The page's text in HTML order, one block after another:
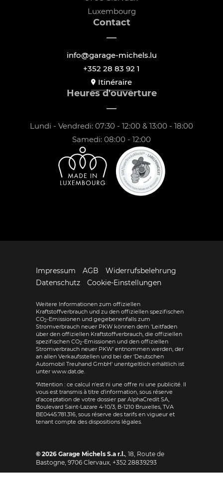
Luxembourg
Contact
info@garage-michels.lu
+352 28 83 92 1
Itinéraire
Heures d'ouverture
Lundi - Vendredi: 07:30 - 12:00 & 13:00 - 18:00
Samedi: 08:00 - 12:00
Impressum AGB
Widerrufsbelehrung
Datenschutz
Cookie-Einstellungen
Weitere Informationen zum offiziellen
Kraftstoffverbrauch und zu den offiziellen spezifischen
CO2-Emissionen und gegebenenfalls zum
Stromverbrauch neuer PKW können dem 'Leitfaden
über den offiziellen Kraftstoffverbrauch, die offiziellen
spezifischen CO2-Emissionen und den offiziellen
Stromverbrauch neuer PKW' entnommen werden, der
an allen Verkaufsstellen und bei der 'Deutschen
Automobil Treuhand GmbH' unentgeltlich erhältlich ist
unter www.dat.de.
*Attention : ce calcul n'est ni une offre ni une publicité. Il
vous est transmis à titre d'information, sous réserve
d'acceptation de votre dossier par AlphaCredit SA,
Boulevard Saint-Lazare 4-10/3, B-1210 Bruxelles, TVA
BE0445.781.316, sous réserve des tarifs en vigueur et
tenant compte des dispositions légales.
© 2026 Garage Michels S.a r.l., 18, Route de
Bastogne, 9706 Clervaux, +352 28839293